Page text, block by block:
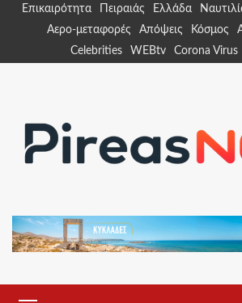
Επικαιρότητα Πειραιάς Ελλάδα
Αερο-μεταφορές
Απόψεις Κόσμος
Celebrities
WEBtv Corona Virus